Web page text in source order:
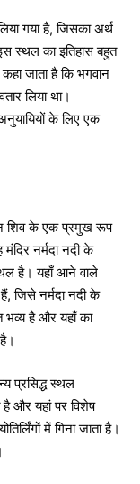
गया है, जिसका अर्थ
स्थल का इतिहास बहुत
जाता है कि भगवान
लिया था।
के लिए एक
शिव के एक प्रमुख रूप
मंदिर नर्मदा नदी के
है। यहाँ आने वाले
जिसे नर्मदा नदी के
भव्य है और यहाँ का
प्रसिद्ध स्थल
है और यहां पर विशेष
में गिना जाता है।